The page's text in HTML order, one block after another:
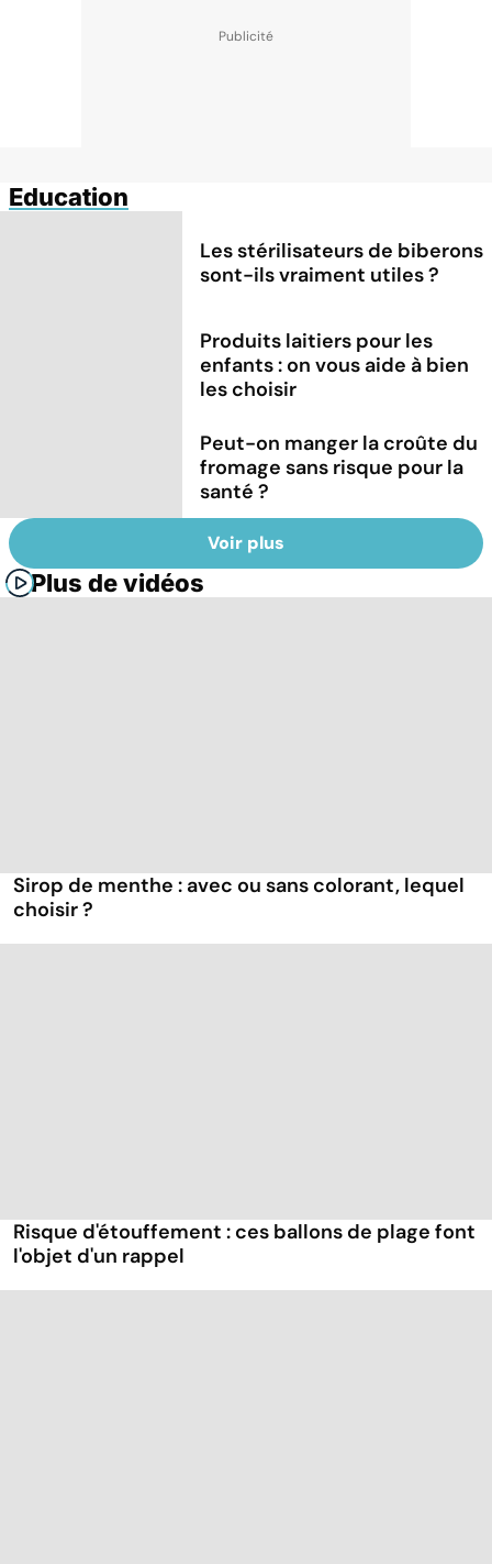
Education
Les stérilisateurs de biberons
sont-ils vraiment utiles ?
Produits laitiers pour les
enfants : on vous aide à bien
les choisir
Peut-on manger la croûte du
fromage sans risque pour la
santé ?
Voir plus
Plus de vidéos
Sirop de menthe : avec ou sans colorant, lequel
choisir ?
Risque d'étouffement : ces ballons de plage font
l'objet d'un rappel